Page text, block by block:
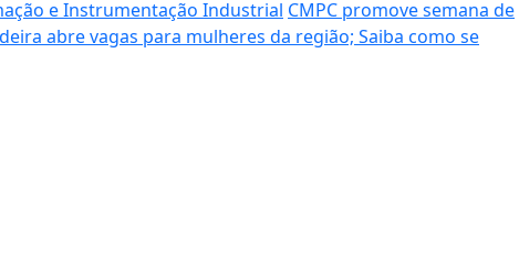
e Instrumentação Industrial CMPC promove semana de
abre vagas para mulheres da região; Saiba como se